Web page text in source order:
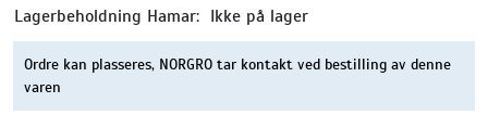
Lagerbeholdning Hamar: Ikke på lager
Ordre kan plasseres, NORGRO tar kontakt ved bestilling av denne
varen
Driftsmidler